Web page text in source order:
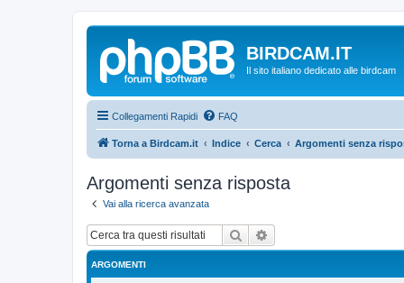
BIRDCAM.IT
Il sito italiano dedicato alle birdcam
Collegamenti Rapidi FAQ
Torna a Birdcam.it Indice Cerca Argomenti senza
Argomenti senza risposta
Vai alla ricerca avanzata
Cerca
ARGOMENTI